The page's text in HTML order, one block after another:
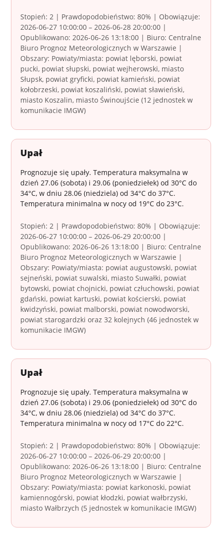
Stopień: 2 | Prawdopodobieństwo: 80% | Obowiązuje:
2026-06-27 10:00:00 – 2026-06-28 20:00:00 |
Opublikowano: 2026-06-26 13:18:00 | Biuro: Centralne
Biuro Prognoz Meteorologicznych w Warszawie |
Obszary: Powiaty/miasta: powiat lęborski, powiat
pucki, powiat słupski, powiat wejherowski, miasto
Słupsk, powiat gryficki, powiat kamieński, powiat
kołobrzeski, powiat koszaliński, powiat sławieński,
miasto Koszalin, miasto Świnoujście (12 jednostek w
komunikacie IMGW)
Upał
Prognozuje się upały. Temperatura maksymalna w
dzień 27.06 (sobota) i 29.06 (poniedziełek) od 30°C do
34°C, w dniu 28.06 (niedziela) od 34°C do 37°C.
Temperatura minimalna w nocy od 19°C do 23°C.
Stopień: 2 | Prawdopodobieństwo: 80% | Obowiązuje:
2026-06-27 10:00:00 – 2026-06-29 20:00:00 |
Opublikowano: 2026-06-26 13:18:00 | Biuro: Centralne
Biuro Prognoz Meteorologicznych w Warszawie |
Obszary: Powiaty/miasta: powiat augustowski, powiat
sejneński, powiat suwalski, miasto Suwałki, powiat
bytowski, powiat chojnicki, powiat człuchowski, powiat
gdański, powiat kartuski, powiat kościerski, powiat
kwidzyński, powiat malborski, powiat nowodworski,
powiat starogardzki oraz 32 kolejnych (46 jednostek w
komunikacie IMGW)
Upał
Prognozuje się upały. Temperatura maksymalna w
dzień 27.06 (sobota) i 29.06 (poniedziełek) od 30°C do
34°C, w dniu 28.06 (niedziela) od 34°C do 37°C.
Temperatura minimalna w nocy od 17°C do 22°C.
Stopień: 2 | Prawdopodobieństwo: 80% | Obowiązuje:
2026-06-27 10:00:00 – 2026-06-29 20:00:00 |
Opublikowano: 2026-06-26 13:18:00 | Biuro: Centralne
Biuro Prognoz Meteorologicznych w Warszawie |
Obszary: Powiaty/miasta: powiat karkonoski, powiat
kamiennogórski, powiat kłodzki, powiat wałbrzyski,
miasto Wałbrzych (5 jednostek w komunikacie IMGW)